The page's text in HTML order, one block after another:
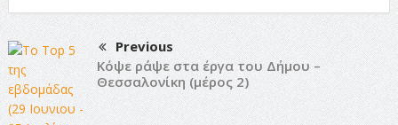
Previous
Κόψε ράψε στα έργα του Δήμου –
Θεσσαλονίκη (μέρος 2)